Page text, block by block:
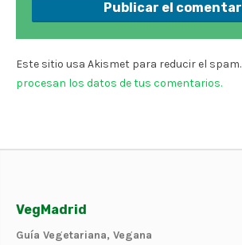
Este sitio usa Akismet para reducir el spam.
procesan los datos de tus comentarios.
VegMadrid
Guía Vegetariana, Vegana